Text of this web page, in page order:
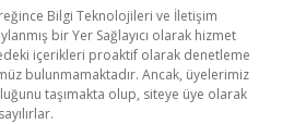
Bilgi Teknolojileri ve İletişim
bir Yer Sağlayıcı olarak hizmet
içerikleri proaktif olarak denetleme
bulunmamaktadır. Ancak, üyelerimiz
taşımakta olup, siteye üye olarak